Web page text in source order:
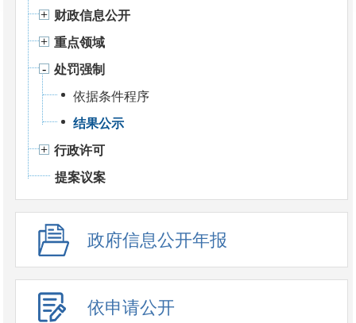
财政信息公开
重点领域
处罚强制
依据条件程序
结果公示
行政许可
提案议案
政府信息公开年报
依申请公开